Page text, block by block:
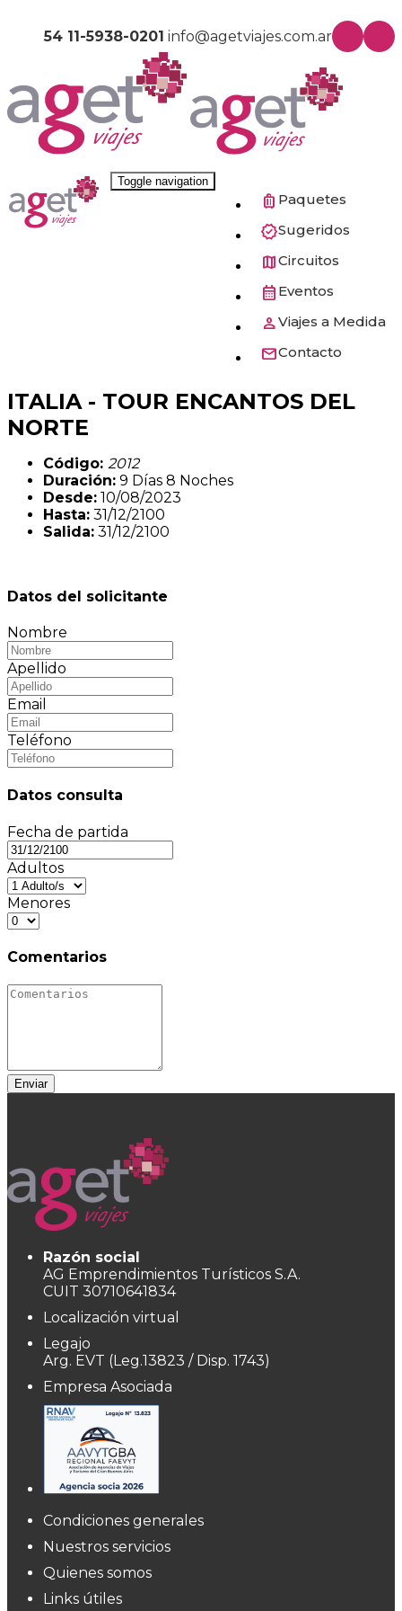
54 11-5938-0201 info@agetviajes.com.ar
Toggle navigation
Paquetes
Sugeridos
Circuitos
Eventos
Viajes a Medida
Contacto
ITALIA - TOUR ENCANTOS DEL
NORTE
Código: 2012
Duración: 9 Días 8 Noches
Desde: 10/08/2023
Hasta: 31/12/2100
Salida: 31/12/2100
Datos del solicitante
Nombre
Apellido
Email
Teléfono
Datos consulta
Fecha de partida
Adultos
Menores
Comentarios
Enviar
Razón social
AG Emprendimientos Turísticos S.A.
CUIT 30710641834
Localización virtual
Legajo
Arg. EVT (Leg.13823 / Disp. 1743)
Empresa Asociada
Condiciones generales
Nuestros servicios
Quienes somos
Links útiles